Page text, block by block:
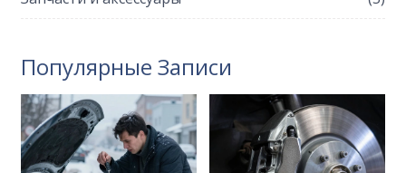
Популярные Записи